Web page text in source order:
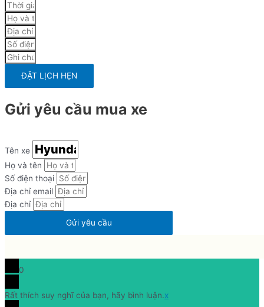
ĐẶT LỊCH HẸN
Gửi yêu cầu mua xe
Tên xe
Họ và tên
Số điện thoại
Địa chỉ email
Địa chỉ
Gửi yêu cầu
0
Rất thích suy nghĩ của bạn, hãy bình luận.x